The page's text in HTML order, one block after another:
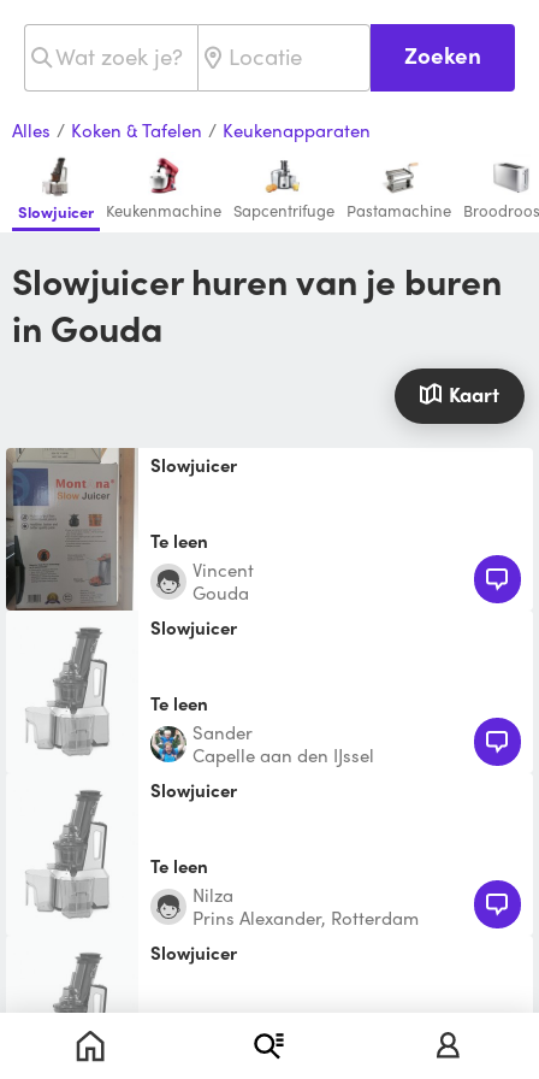
Zoeken
Alles / Koken & Tafelen / Keukenapparaten
Slowjuicer Keukenmachine Sapcentrifuge Pastamachine
Slowjuicer huren van je buren
in Gouda
Kaart
Slowjuicer
Te leen
Vincent
Gouda
Slowjuicer
Te leen
Sander
Capelle aan den IJssel
Slowjuicer
Te leen
Nilza
Prins Alexander, Rotterdam
slowjuicer